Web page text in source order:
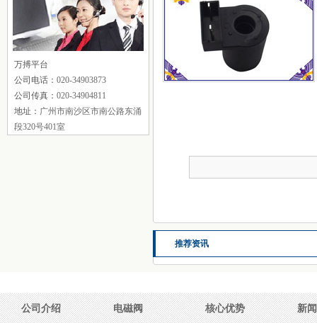
万搏平台
公司电话： 020-34903873
公司传真： 020-34904811
地址： 广州市南沙区市南公路东涌
段320号401室
推荐资讯
公司介绍 电磁阀 核心优势 新